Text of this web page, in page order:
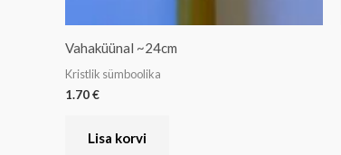
Vahaküünal ~24cm
Kristlik sümboolika
1.70€
Lisa korvi